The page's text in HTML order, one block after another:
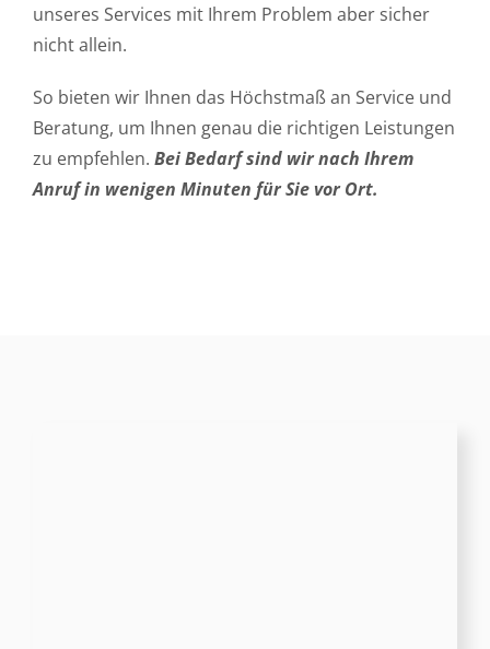
unseres Services mit Ihrem Problem aber sicher
nicht allein.
So bieten wir Ihnen das Höchstmaß an Service und
Beratung, um Ihnen genau die richtigen Leistungen
zu empfehlen. Bei Bedarf sind wir nach Ihrem
Anruf in wenigen Minuten für Sie vor Ort.